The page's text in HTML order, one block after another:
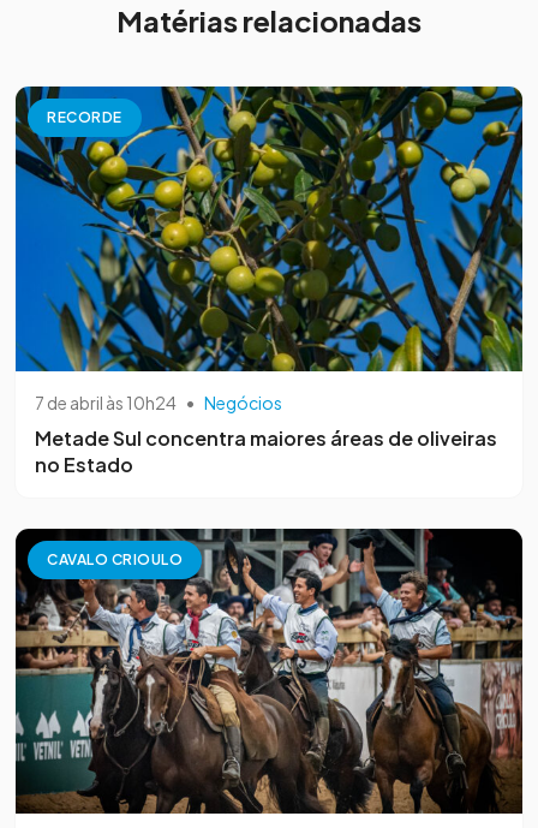
Matérias relacionadas
RECORDE
7 de abril às 10h24 • Negócios
Metade Sul concentra maiores áreas de oliveiras
no Estado
CAVALO CRIOULO